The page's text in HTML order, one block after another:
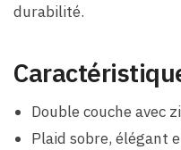
durabilité.
Double couche avec
Plaid sobre, élégant